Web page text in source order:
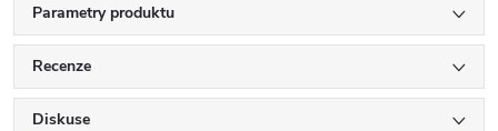
Parametry produktu
Recenze
Diskuse